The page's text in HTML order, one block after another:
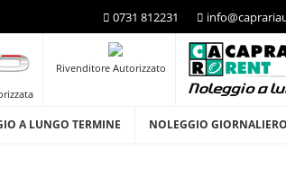
0731 812231
Rivenditore Autorizzato
A LUNGO TERMINE NOLEGGIO GIORNALIERO